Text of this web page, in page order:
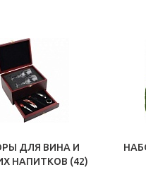
ДЛЯ ВИНА И
НАПИТКОВ (42)